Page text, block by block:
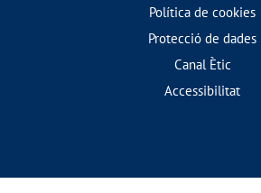
Política de cookies
Protecció de dades
Canal Ètic
Accessibilitat